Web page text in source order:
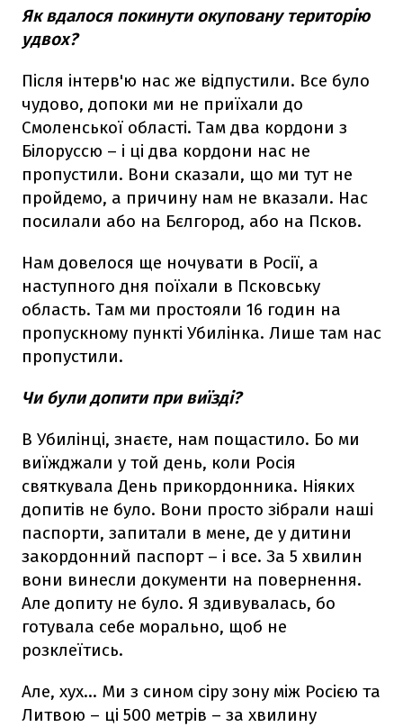
Як вдалося покинути окуповану територію
удвох?
Після інтерв'ю нас же відпустили. Все було
чудово, допоки ми не приїхали до
Смоленської області. Там два кордони з
Білоруссю – і ці два кордони нас не
пропустили. Вони сказали, що ми тут не
пройдемо, а причину нам не вказали. Нас
посилали або на Бєлгород, або на Псков.
Нам довелося ще ночувати в Росії, а
наступного дня поїхали в Псковську
область. Там ми простояли 16 годин на
пропускному пункті Убилінка. Лише там нас
пропустили.
Чи були допити при виїзді?
В Убилінці, знаєте, нам пощастило. Бо ми
виїжджали у той день, коли Росія
святкувала День прикордонника. Ніяких
допитів не було. Вони просто зібрали наші
паспорти, запитали в мене, де у дитини
закордонний паспорт – і все. За 5 хвилин
вони винесли документи на повернення.
Але допиту не було. Я здивувалась, бо
готувала себе морально, щоб не
розклеїтись.
Але, хух... Ми з сином сіру зону між Росією та
Литвою – ці 500 метрів – за хвилину